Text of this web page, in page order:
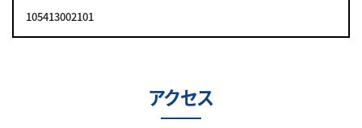
105413002101
アクセス